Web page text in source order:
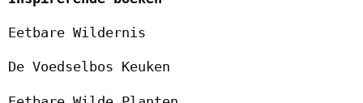
Eetbare Wildernis
De Voedselbos Keuken